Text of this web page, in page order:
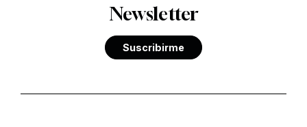
Newsletter
Suscribirme